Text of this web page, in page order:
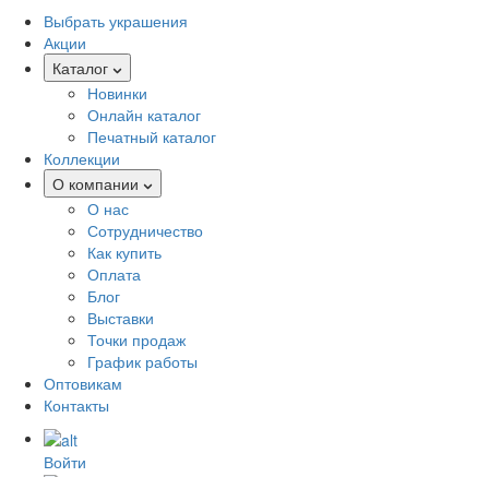
Выбрать украшения
Акции
Каталог
Новинки
Онлайн каталог
Печатный каталог
Коллекции
О компании
О нас
Сотрудничество
Как купить
Оплата
Блог
Выставки
Точки продаж
График работы
Оптовикам
Контакты
Войти